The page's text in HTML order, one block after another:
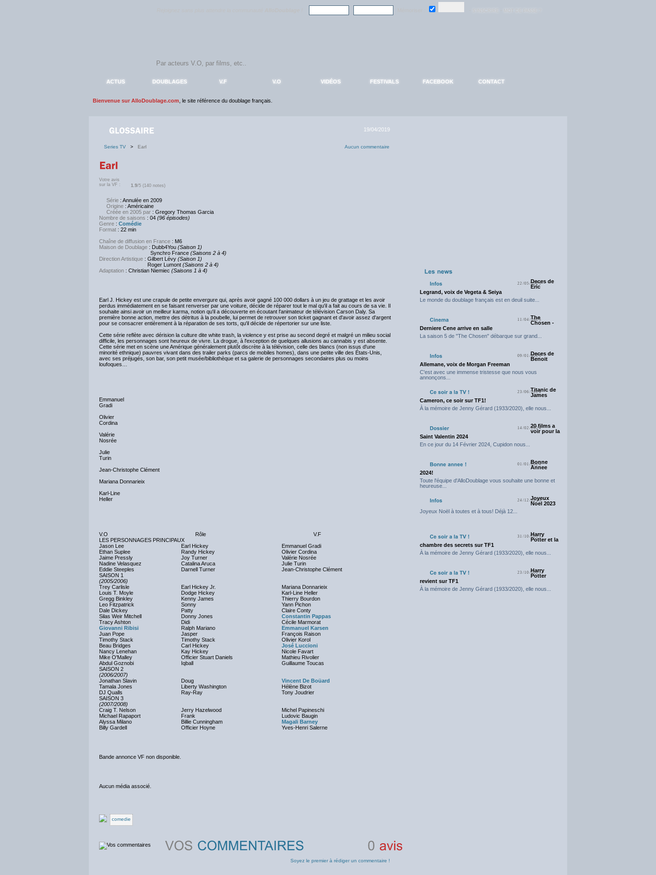
ACTUS DOUBLAGES V.F V.O VIDÉOS FESTIVALS FACEBOOK CONTACT
Bienvenue sur AlloDoublage.com , le site référence du doublage français.
19/04/2019
Series TV > Earl Aucun commentaire
Votre avis
sur la VF :
1.9/5 (140 notes)
Série : Annulée en 2009
Origine : Américaine
Créée en 2005 par : Gregory Thomas Garcia
Nombre de saisons : 04 (96 épisodes)
Genre : Comédie
Format : 22 min
Chaîne de diffusion en France : M6
Maison de Doublage : Dubb4You (Saison 1)
Synchro France (Saisons 2 à 4)
Direction Artistique : Gilbert Lévy (Saison 1)
Roger Lumont (Saisons 2 à 4)
Adaptation : Christian Niemiec (Saisons 1 à 4)
Earl J. Hickey est une crapule de petite envergure qui, après avoir gagné 100 000 dollars à un jeu de grattage et les avoir
perdus immédiatement en se faisant renverser par une voiture, décide de réparer tout le mal qu'il a fait au cours de sa vie. Il
souhaite ainsi avoir un meilleur karma, notion qu'il a découverte en écoutant l'animateur de télévision Carson Daly. Sa
première bonne action, mettre des détritus à la poubelle, lui permet de retrouver son ticket gagnant et d'avoir assez d'argent
pour se consacrer entièrement à la réparation de ses torts, qu'il décide de répertorier sur une liste.
Cette série reflète avec dérision la culture dite white trash, la violence y est prise au second degré et malgré un milieu social
difficile, les personnages sont heureux de vivre. La drogue, à l'exception de quelques allusions au cannabis y est absente.
Cette série met en scène une Amérique généralement plutôt discrète à la télévision, celle des blancs (non issus d'une
minorité ethnique) pauvres vivant dans des trailer parks (parcs de mobiles homes), dans une petite ville des États-Unis,
avec ses préjugés, son bar, son petit musée/bibliothèque et sa galerie de personnages secondaires plus ou moins
loufoques…
Emmanuel
Gradi
Olivier
Cordina
Valérie
Nosrée
Julie
Turin
Jean-Christophe Clément
Mariana Donnarieix
Karl-Line
Heller
V.O Rôle
V.F
LES PERSONNAGES PRINCIPAUX
Jason Lee
Earl Hickey
Emmanuel Gradi
Ethan Suplee
Randy Hickey
Olivier Cordina
Jaime Pressly
Joy Turner
Valérie Nosrée
Nadine Velasquez
Catalina Aruca
Julie Turin
Eddie Steeples
Darnell Turner
Jean-Christophe Clément
SAISON 1
(2005/2006)
Trey Carlisle
Earl Hickey Jr.
Mariana Donnarieix
Louis T. Moyle
Dodge Hickey
Karl-Line Heller
Gregg Binkley
Kenny James
Thierry Bourdon
Leo Fitzpatrick
Sonny
Yann Pichon
Dale Dickey
Patty
Claire Conty
Silas Weir Mitchell
Donny Jones
Constantin Pappas
Tracy Ashton
Didi
Cécile Marmorat
Giovanni Ribisi
Ralph Mariano
Emmanuel Karsen
Juan Pope
Jasper
François Raison
Timothy Stack
Timothy Stack
Olivier Korol
Beau Bridges
Carl Hickey
José Luccioni
Nancy Lenehan
Kay Hickey
Nicole Favart
Mike O'Malley
Officier Stuart Daniels
Mathieu Rivolier
Abdul Goznobi
Iqball
Guillaume Toucas
SAISON 2
(2006/2007)
Jonathan Slavin
Doug
Vincent De Boüard
Tamala Jones
Liberty Washington
Hélène Bizot
DJ Qualls
Ray-Ray
Tony Joudrier
SAISON 3
(2007/2008)
Craig T. Nelson
Jerry Hazelwood
Michel Papineschi
Michael Rapaport
Frank
Ludovic Baugin
Alyssa Milano
Billie Cunningham
Magali Barney
Billy Gardell
Officier Hoyne Yves-Henri Salerne
Bande annonce VF non disponible.
Aucun média associé.
comedie
Soyez le premier à rédiger un commentaire !
22/05/2025Deces de
Eric
Legrand, voix de Vegeta & Seiya
Le monde du doublage français est en deuil suite...
11/04/2025
The
Chosen -
Derniere Cene arrive en salle
La saison 5 de "The Chosen" débarque sur grand...
09/01/2025Deces de
Benoit
Allemane, voix de Morgan Freeman
C'est avec une immense tristesse que nous vous
annonçons...
23/06/2024Titanic de
James
Cameron, ce soir sur TF1!
À la mémoire de Jenny Gérard (1933/2020), elle nous...
14/02/202420 films a
voir pour la
Saint Valentin 2024
En ce jour du 14 Février 2024, Cupidon nous...
01/01/2024
Bonne
Annee
2024!
Toute l'équipe d'AlloDoublage vous souhaite une bonne et
heureuse...
24/12/2023
Joyeux
Noel 2023
Joyeux Noël à toutes et à tous! Déjà 12...
31/10/2023
Harry
Potter et la
chambre des secrets sur TF1
À la mémoire de Jenny Gérard (1933/2020), elle nous...
23/10/2023
Harry
Potter
revient sur TF1
À la mémoire de Jenny Gérard (1933/2020), elle nous...